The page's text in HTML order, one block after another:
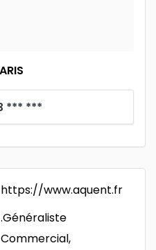
*** ***
https://www.aquent.fr
.Généraliste
Commercial,